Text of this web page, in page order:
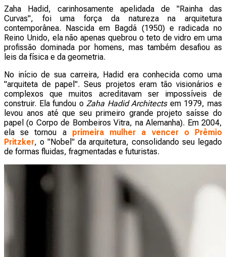
Zaha Hadid, carinhosamente apelidada de "Rainha das
Curvas", foi uma força da natureza na arquitetura
contemporânea. Nascida em Bagdá (1950) e radicada no
Reino Unido, ela não apenas quebrou o teto de vidro em uma
profissão dominada por homens, mas também desafiou as
leis da física e da geometria.
No início de sua carreira, Hadid era conhecida como uma
"arquiteta de papel". Seus projetos eram tão visionários e
complexos que muitos acreditavam ser impossíveis de
construir. Ela fundou o Zaha Hadid Architectsem 1979, mas
levou anos até que seu primeiro grande projeto saísse do
papel (o Corpo de Bombeiros Vitra, na Alemanha). Em 2004,
ela se tornou a primeira mulher a vencer o Prêmio
Pritzker, o "Nobel" da arquitetura, consolidando seu legado
de formas fluidas, fragmentadas e futuristas.